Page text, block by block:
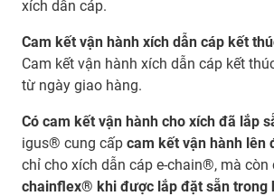
xích dẫn cáp.
Cam kết vận hành xích dẫn cáp kết
Cam kết vận hành xích dẫn cáp kết
từ ngày giao hàng.
Có cam kết vận hành cho xích đã lắp
igus® cung cấp cam kết vận hành lên
chỉ cho xích dẫn cáp e-chain®, mà còn
chainflex® khi được lắp đặt sẵn trong